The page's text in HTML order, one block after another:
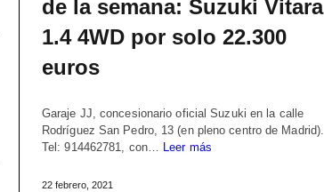
de la semana: Suzuki Vitara
1.4 4WD por solo 22.300
euros
Garaje JJ, concesionario oficial Suzuki en la calle
Rodríguez San Pedro, 13 (en pleno centro de Madrid).
Tel: 914462781, con… Leer más
22 febrero, 2021